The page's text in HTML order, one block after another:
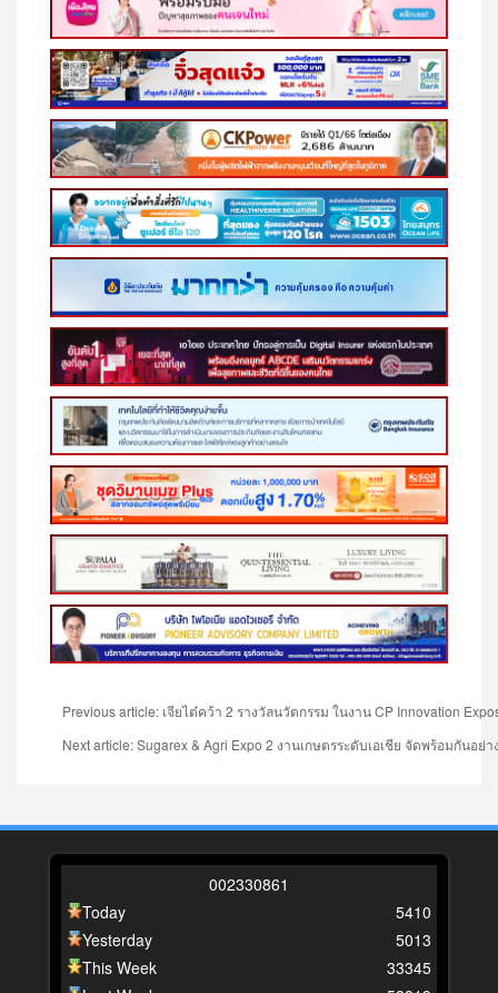
Previous article: เจียไต๋คว้า 2 รางวัลนวัตกรรม ในงาน CP Innovation
Next article: Sugarex & Agri Expo 2 งานเกษตรระดับเอเชีย จัดพร้อมกันอย่
002330861
Today
Yesterday
This Week
5410
5013
33345